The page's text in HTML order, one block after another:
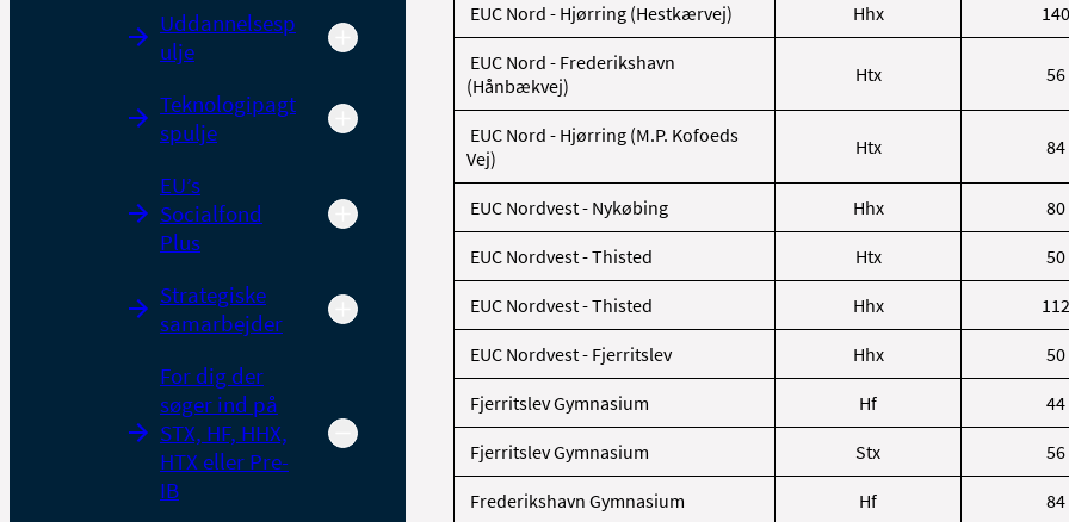
Uddannelsesp
ulje
Teknologipagt
spulje
EU’s
Socialfond
Plus
Strategiske
samarbejder
For dig der
søger ind på
STX, HF, HHX,
HTX eller Pre-
IB
EUC Nord - Hjørring (Hestkærvej) Hhx 140
EUC Nord - Frederikshavn
(Hånbækvej)
Htx 56
EUC Nord - Hjørring (M.P. Kofoeds
Vej)
Htx 84
EUC Nordvest - Nykøbing Hhx 80
EUC Nordvest - Thisted Htx 50
EUC Nordvest - Thisted Hhx 112
EUC Nordvest - Fjerritslev Hhx 50
Fjerritslev Gymnasium Hf 44
Fjerritslev Gymnasium Stx 56
Frederikshavn Gymnasium Hf 84